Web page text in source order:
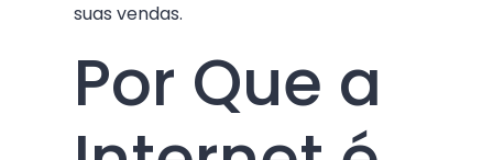
suas vendas.
Por Que a